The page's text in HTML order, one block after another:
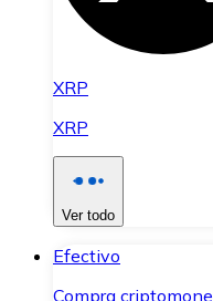
XRP
XRP
Ver todo
Efectivo
Compra